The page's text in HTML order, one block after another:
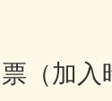
（加